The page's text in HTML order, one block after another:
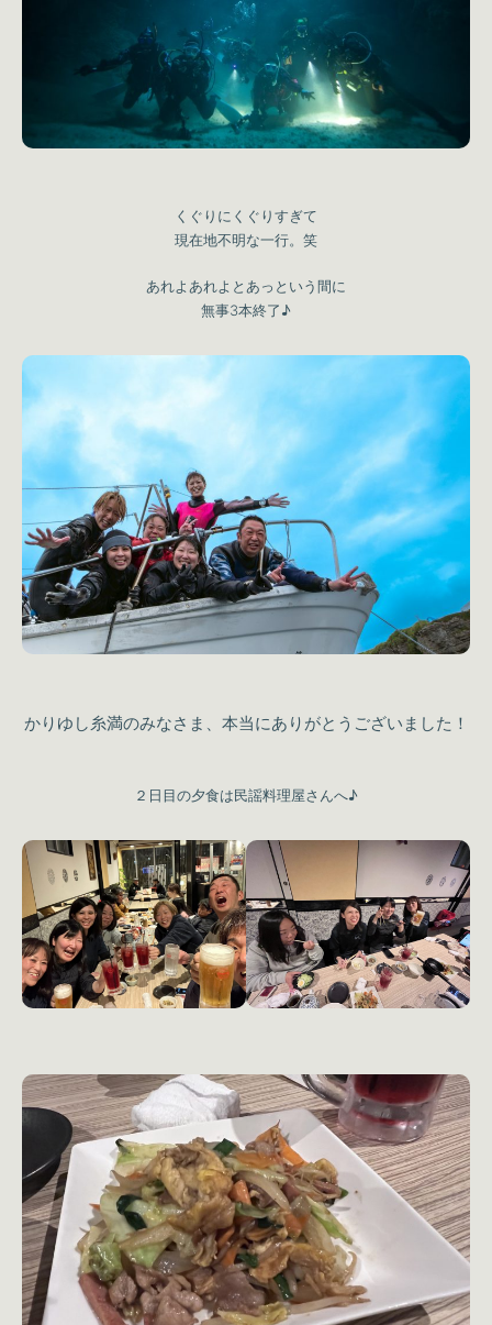
くぐりにくぐりすぎて
現在地不明な一行。笑
あれよあれよとあっという間に
無事3本終了♪
かりゆし糸満のみなさま、本当にありがとうございました！
２日目の夕食は民謡料理屋さんへ♪